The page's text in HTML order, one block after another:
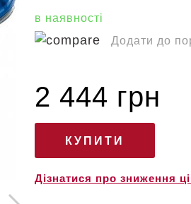
в наявності
Додати до
2 444 грн
Дізнатися про зниження